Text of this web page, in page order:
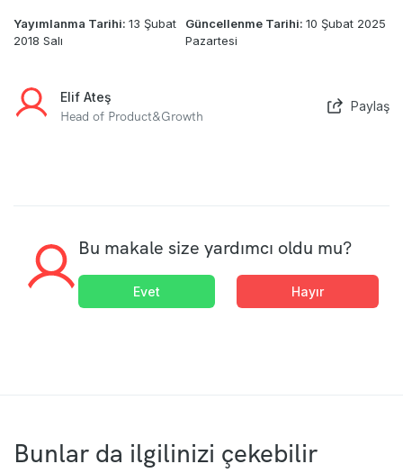
Yayımlanma Tarihi: 13 Şubat
2018 Salı
Güncellenme Tarihi:10 Şubat 2025
Pazartesi
Elif Ateş
Head of Product&Growth
Paylaş
Bu makale size yardımcı oldu mu?
Evet Hayır
Bunlar da ilgilinizi çekebilir